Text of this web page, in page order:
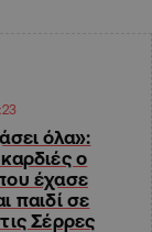
όλα»:
ο
έχασε
παιδί σε
Σέρρες